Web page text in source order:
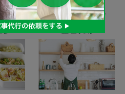
きるサービスは下記となります。
き 整理収納